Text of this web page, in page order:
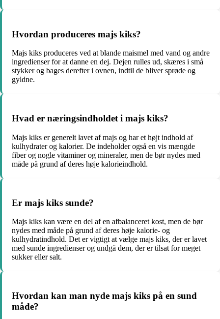
Hvordan produceres majs kiks?
Majs kiks produceres ved at blande maismel med vand og andre
ingredienser for at danne en dej. Dejen rulles ud, skæres i små
stykker og bages derefter i ovnen, indtil de bliver sprøde og
gyldne.
Hvad er næringsindholdet i majs kiks?
Majs kiks er generelt lavet af majs og har et højt indhold af
kulhydrater og kalorier. De indeholder også en vis mængde
fiber og nogle vitaminer og mineraler, men de bør nydes med
måde på grund af deres høje kalorieindhold.
Er majs kiks sunde?
Majs kiks kan være en del af en afbalanceret kost, men de bør
nydes med måde på grund af deres høje kalorie- og
kulhydratindhold. Det er vigtigt at vælge majs kiks, der er lavet
med sunde ingredienser og undgå dem, der er tilsat for meget
sukker eller salt.
Hvordan kan man nyde majs kiks på en sund
måde?